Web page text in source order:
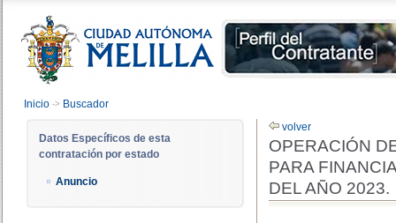
Inicio -> Buscador
Datos Específicos de esta
contratación por estado
Anuncio
volver
OPERACIÓN
PARA
DEL AÑO 2023.